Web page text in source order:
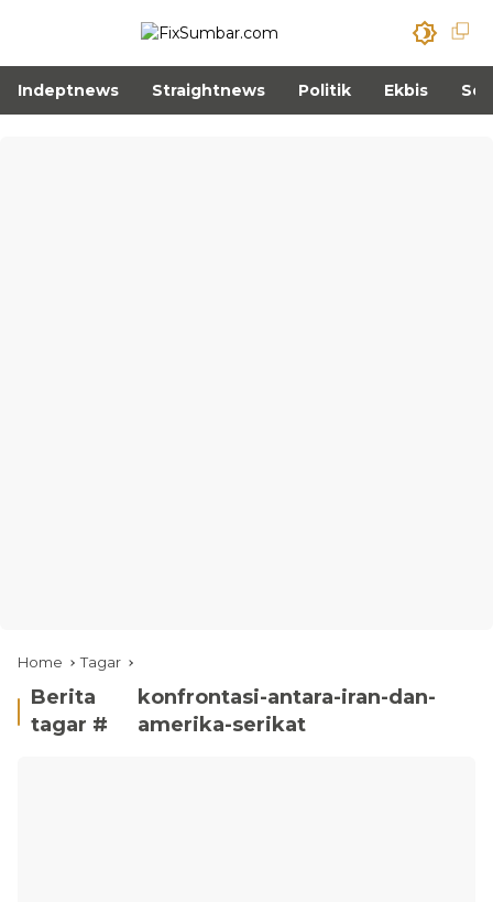
Indeptnews Straightnews Politik Ekbis
Home Tagar
Berita
tagar #
konfrontasi-antara-iran-dan-
amerika-serikat